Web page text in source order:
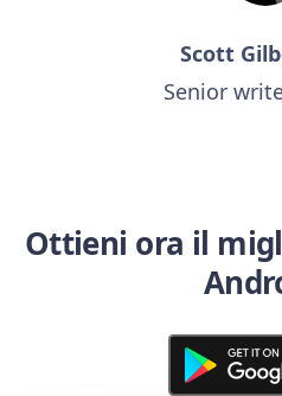
Scott
Senior
Ottieni ora il